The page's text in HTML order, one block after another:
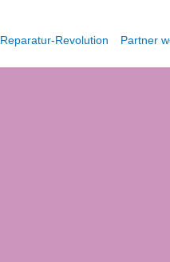
Reparatur-Revolution Partner